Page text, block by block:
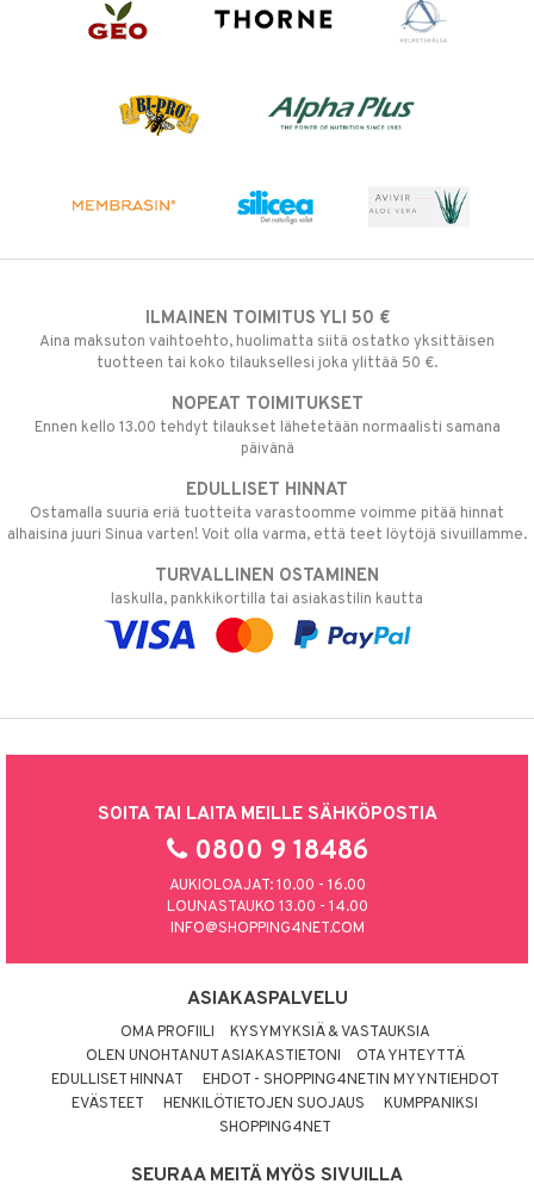
ILMAINEN TOIMITUS YLI 50 €
Aina maksuton vaihtoehto, huolimatta siitä ostatko yksittäisen
tuotteen tai koko tilauksellesi joka ylittää 50 €.
NOPEAT TOIMITUKSET
Ennen kello 13.00 tehdyt tilaukset lähetetään normaalisti samana
päivänä
EDULLISET HINNAT
Ostamalla suuria eriä tuotteita varastoomme voimme pitää hinnat
alhaisina juuri Sinua varten! Voit olla varma, että teet löytöjä sivuillamme.
TURVALLINEN OSTAMINEN
laskulla, pankkikortilla tai asiakastilin kautta
SOITA TAI LAITA MEILLE SÄHKÖPOSTIA
0800 9 18486
AUKIOLOAJAT: 10.00 - 16.00
LOUNASTAUKO 13.00 - 14.00
INFO@SHOPPING4NET.COM
ASIAKASPALVELU
OMA PROFIILI
KYSYMYKSIÄ & VASTAUKSIA
OLEN UNOHTANUT ASIAKASTIETONI
OTA YHTEYTTÄ
EDULLISET HINNAT
EHDOT - SHOPPING4NETIN MYYNTIEHDOT
EVÄSTEET
HENKILÖTIETOJEN SUOJAUS
KUMPPANIKSI
SHOPPING4NET
SEURAA MEITÄ MYÖS SIVUILLA